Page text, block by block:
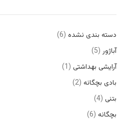
دسته بندی نشده 6
آباژور 5
آرایشی بهداشتی 1
بادی بچگانه 2
بتنی 4
بچگانه 6